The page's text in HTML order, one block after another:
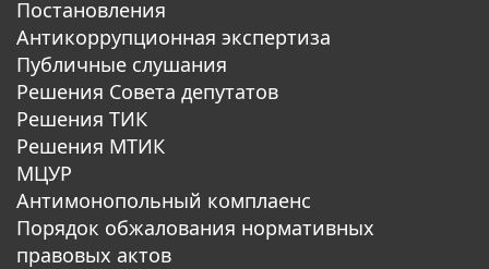
Постановления
Антикоррупционная экспертиза
Публичные слушания
Решения Совета депутатов
Решения ТИК
Решения МТИК
МЦУР
Антимонопольный комплаенс
Порядок обжалования нормативных
правовых актов